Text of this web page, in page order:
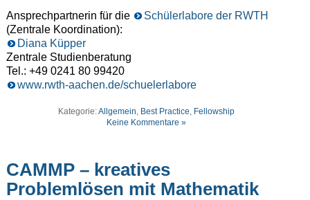
Ansprechpartnerin für die
Schülerlabore der RWTH
(Zentrale Koordination):
Diana Küpper
Zentrale Studienberatung
Tel.: +49 0241 80 99420
www.rwth-aachen.de/schuelerlabore
Kategorie:Allgemein, Best Practice, Fellowship
Keine Kommentare »
CAMMP – kreatives
Problemlösen mit Mathematik